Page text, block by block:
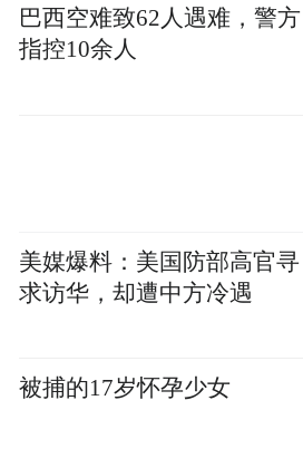
巴西空难致62人遇难，警方
指控10余人
美媒爆料：美国防部高官寻
求访华，却遭中方冷遇
被捕的17岁怀孕少女